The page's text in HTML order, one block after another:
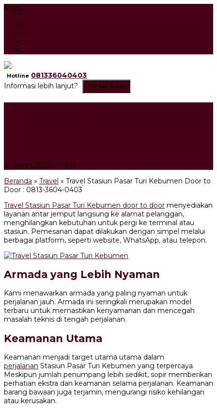
Menu
Hotline 081336040403
Informasi lebih lanjut?
Kontak Kami
31 Maret 2024 139x
Beranda » Travel » Travel Stasiun Pasar Turi Kebumen Door to
Door : 0813-3604-0403
Travel Stasiun Pasar Turi Kebumen door to door menyediakan
layanan antar jemput langsung ke alamat pelanggan,
menghilangkan kebutuhan untuk pergi ke terminal atau
stasiun. Pemesanan dapat dilakukan dengan simpel melalui
berbagai platform, seperti website, WhatsApp, atau telepon.
Armada yang Lebih Nyaman
Kami menawarkan armada yang paling nyaman untuk
perjalanan jauh. Armada ini seringkali merupakan model
terbaru untuk memastikan kenyamanan dan mencegah
masalah teknis di tengah perjalanan.
Keamanan Utama
Keamanan menjadi target utama utama dalam
perjalanan Stasiun Pasar Turi Kebumen yang terpercaya.
Meskipun jumlah penumpang lebih sedikit, sopir memberikan
perhatian ekstra dan keamanan selama perjalanan. Keamanan
barang bawaan juga terjamin, mengurangi risiko kehilangan
atau kerusakan.